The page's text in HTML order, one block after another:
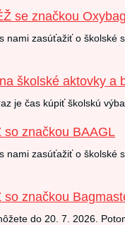
se značkou Oxybag
nami zasúťažiť o školské
školské aktovky a
je čas kúpiť školskú
so značkou BAAGL
nami zasúťažiť o školské
so značkou
do 20. 7. 2026.